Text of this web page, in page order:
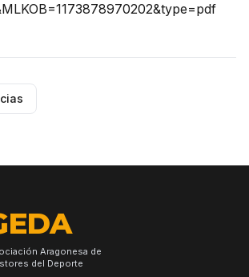
Aragonesa de
del Deporte